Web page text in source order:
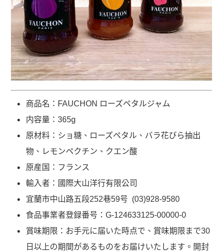
商品名：FAUCHON ローズペタルジャム
内容量：365g
原材料：ショ糖、ローズペタル、バラ花びら抽出
物、レモンペクチン、クエン酸
原産国：フランス
輸入者：國際大山洋行有限公司
宜蘭市中山路五段252巷59号 (03)928-9580
食品事業者登録番号：G-124633125-00000-0
賞味期限：お手元に届いた時点で、賞味期限まで30
日以上の期間があるものをお届けいたします。開封